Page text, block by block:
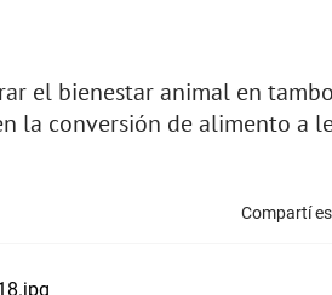
el bienestar animal en
la conversión de alimento a
Compartí